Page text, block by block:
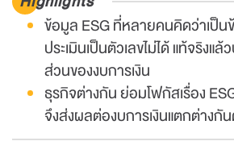
ข้อมูล ESG ที่หลายคนคิดว่าเป็
ประเมินเป็นตัวเลขไม่ได้ แท้จริงแ
ส่วนของงบการเงิน
ธุรกิจต่างกัน ย่อมโฟกัสเรื่อง
จึงส่งผลต่องบการเงินแตกต่างกั